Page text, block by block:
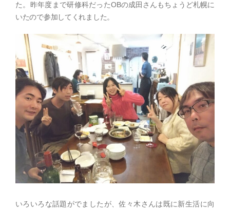
た。昨年度まで研修科だったOBの成田さんもちょうど札幌に
いたので参加してくれました。
いろいろな話題がでましたが、佐々木さんは既に新生活に向